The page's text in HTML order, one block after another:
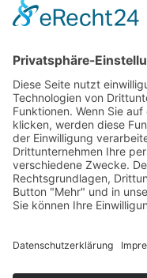
Erzgebirge gibt es
Zum Shop
Bach-T-Shirts
Shop.